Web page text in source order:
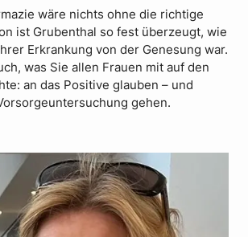
wäre nichts ohne die richtige
ist Grubenthal so fest überzeugt, wie
Erkrankung von der Genesung war.
was Sie allen Frauen mit auf den
an das Positive glauben – und
gehen.